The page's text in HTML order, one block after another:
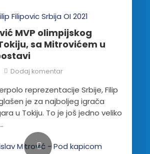
MVP olimpijskog
sa Mitrovićem u
Dodaj komentar
reprezentacije Srbije, Filip
je za najboljeg igrača
u Tokiju. To je još jedno veliko